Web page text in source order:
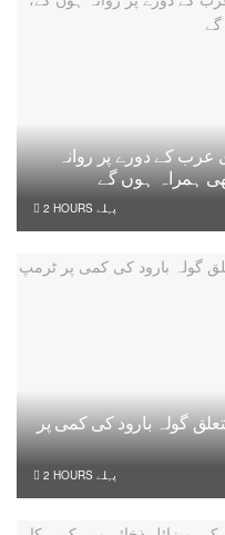
کے دورے پر روانہ
ہمراہ ہوں گے
2 HOURS پہلے
گولہ بارود کی کمی پر
2 HOURS پہلے